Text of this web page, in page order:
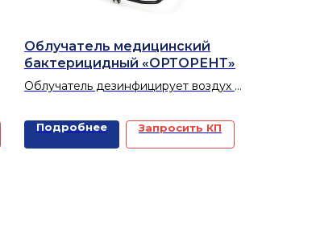
Облучатель медицинский
бактерицидный «ОРТОРЕНТ»
Облучатель дезинфицирует воздух в
распространение различных
инфекций, таких как грипп, ОРЗ,
дифтерия, туберкулез и другие.
Подробнее Запросить КП